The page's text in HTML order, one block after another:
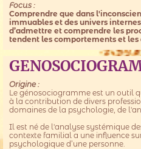
Focus :
Comprendre que dans
immuables et des univers
d’admettre et comprendre les
tendent les comportements et les
Origine :
Le génosociogramme est un outil
à la contribution de divers
domaines de la psychologie, de
Il est né de l'analyse systémique
contexte familial a une influence
psychologique d’une personne.